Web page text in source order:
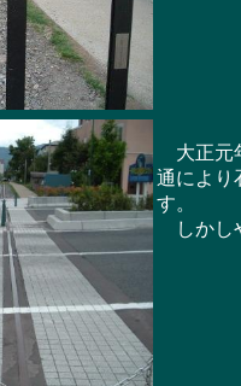
大正元
通により
す。
しかし